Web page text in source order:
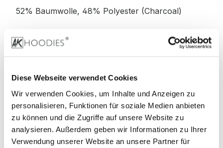
Diese Webseite verwendet Cookies
Wir verwenden Cookies, um Inhalte und Anzeigen zu
personalisieren, Funktionen für soziale Medien anbieten
zu können und die Zugriffe auf unsere Website zu
analysieren. Außerdem geben wir Informationen zu Ihrer
Verwendung unserer Website an unsere Partner für
52% Baumwolle, 48% Polyester (Charcoal)
52% Baumwolle, 48% Polyester (Graphite
Heather)
Stoffgewicht : 280 g/m²
Zertifizierungen: